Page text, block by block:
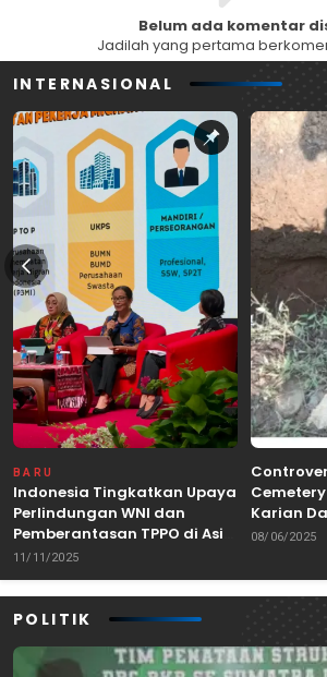
Belum ada komentar
Jadilah yang pertama
INTERNASIONAL
BARU
Indonesia Tingkatkan Upaya
Perlindungan WNI dan
Pemberantasan TPPO di Asia
Tenggara
11/11/2025
Karian
Banten
08/06/2025
POLITIK